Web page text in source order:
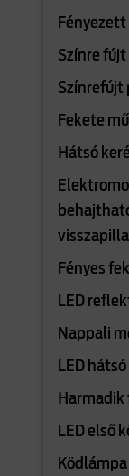
Színre
Színrefújt
Fekete
Hátsó
Fényes
LED
Nappali
LED
LED első